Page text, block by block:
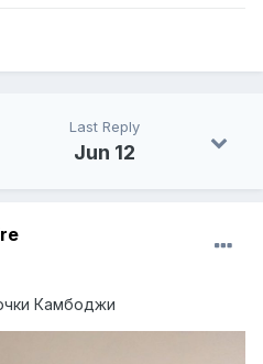
Last Reply
Jun 12
Камбоджи